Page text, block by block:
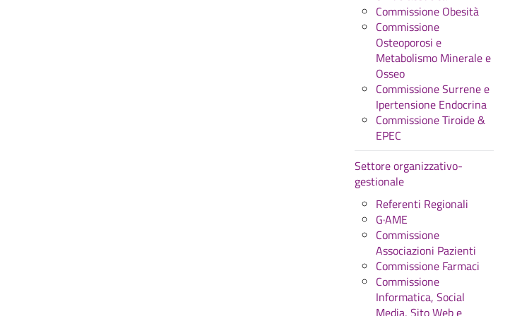
Commissione Obesità
Commissione
Osteoporosi e
Metabolismo Minerale e
Osseo
Commissione Surrene e
Ipertensione Endocrina
Commissione Tiroide &
EPEC
Settore organizzativo-
gestionale
Referenti Regionali
G·AME
Commissione
Associazioni Pazienti
Commissione Farmaci
Commissione
Informatica, Social
Media, Sito Web e